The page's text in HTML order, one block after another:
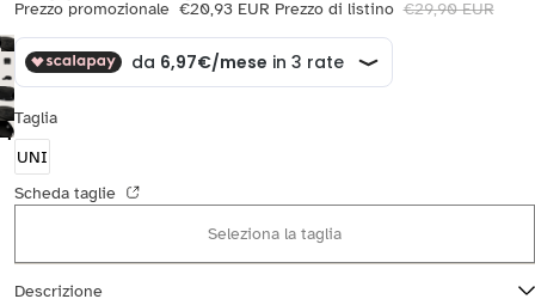
Prezzo promozionale €20,93 EUR Prezzo di listino €29,90 EUR
Taglia
UNI
Scheda taglie
Seleziona la taglia
Descrizione